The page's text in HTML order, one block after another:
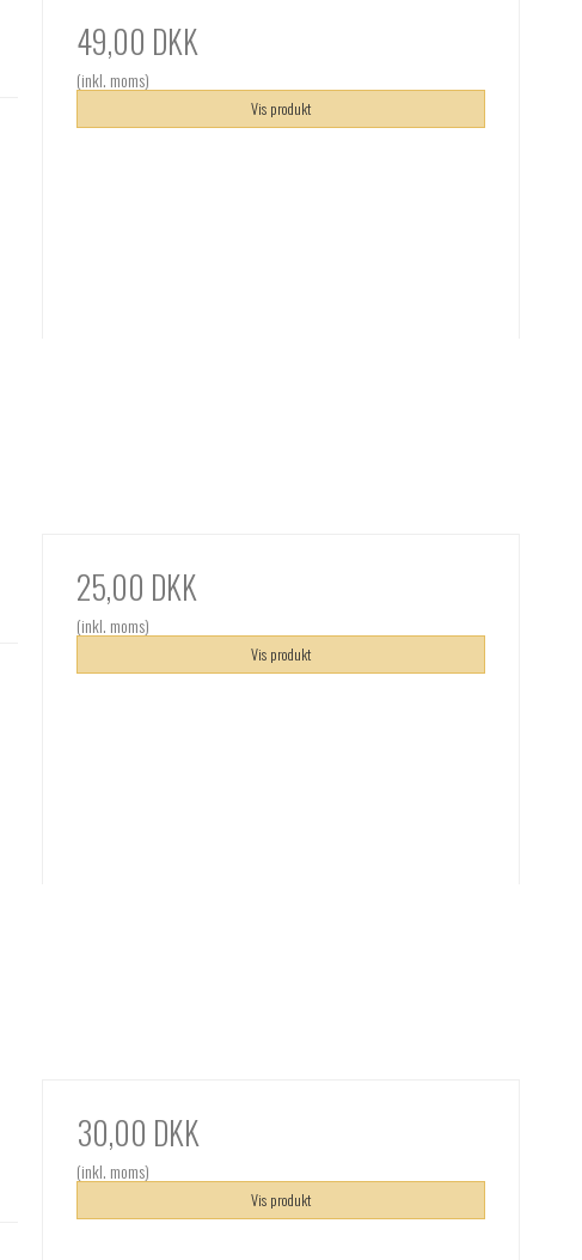
49,00 DKK
(inkl. moms)
Vis produkt
25,00 DKK
(inkl. moms)
Vis produkt
30,00 DKK
(inkl. moms)
Vis produkt